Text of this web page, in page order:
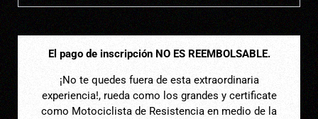
El pago de inscripción NO ES REEMBOLSABLE.
¡No te quedes fuera de esta extraordinaria
experiencia!, rueda como los grandes y certificate
como Motociclista de Resistencia en medio de la